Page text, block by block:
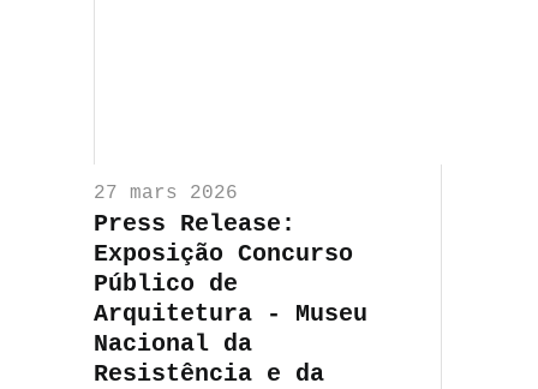
27 mars 2026
Press Release:
Exposição Concurso
Público de
Arquitetura - Museu
Nacional da
Resistência e da